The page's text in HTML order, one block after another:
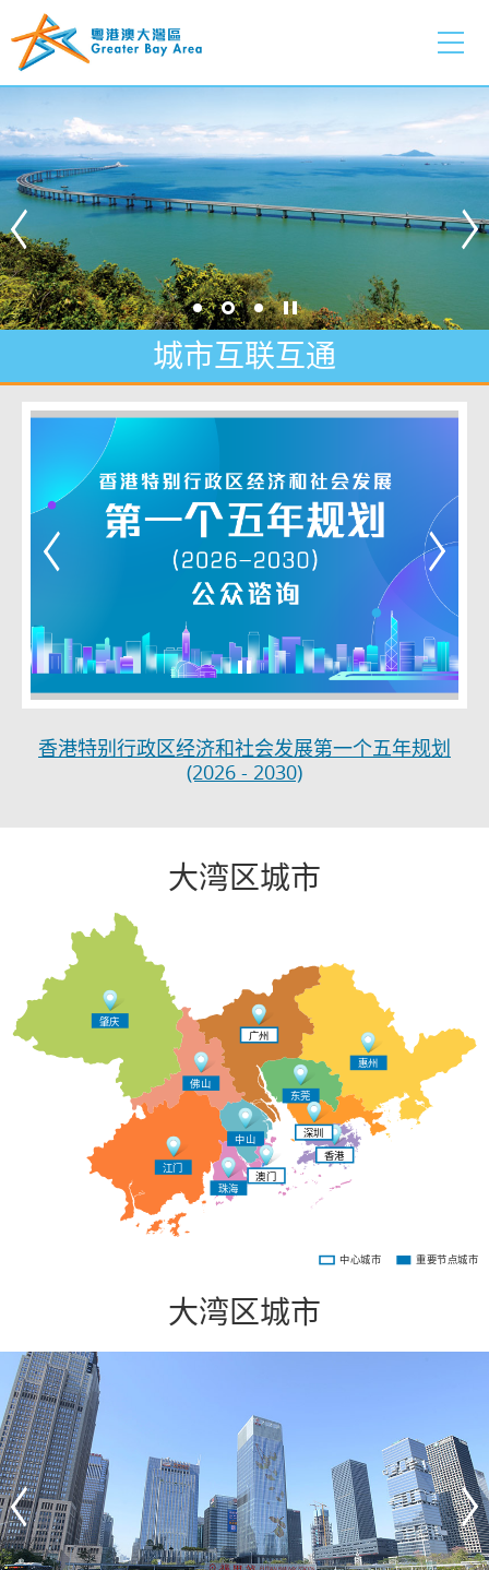
至
容
开
始
主页
把握发展新机遇
国际科技创新中心
城市互联互通
香港特别行政区经济和社会发展第一个五年规划
(2026 - 2030)
大湾区城市
香港
东莞
深圳
惠州
广州
珠海
江门
中山
佛山
肇庆
澳门
中心城市 重要节点城市
大湾区城市